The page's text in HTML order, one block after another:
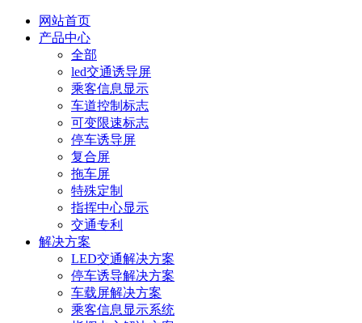
网站首页
产品中心
全部
led交通诱导屏
乘客信息显示
车道控制标志
可变限速标志
停车诱导屏
复合屏
拖车屏
特殊定制
指挥中心显示
交通专利
解决方案
LED交通解决方案
停车诱导解决方案
车载屏解决方案
乘客信息显示系统